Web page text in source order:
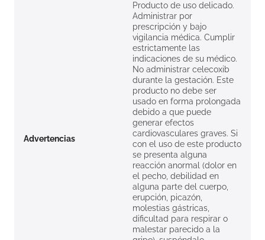
Advertencias
Producto de uso delicado.
Administrar por
prescripción y bajo
vigilancia médica. Cumplir
estrictamente las
indicaciones de su médico.
No administrar celecoxib
durante la gestación. Este
producto no debe ser
usado en forma prolongada
debido a que puede
generar efectos
cardiovasculares graves. Si
con el uso de este producto
se presenta alguna
reacción anormal (dolor en
el pecho, debilidad en
alguna parte del cuerpo,
erupción, picazón,
molestias gástricas,
dificultad para respirar o
malestar parecido a la